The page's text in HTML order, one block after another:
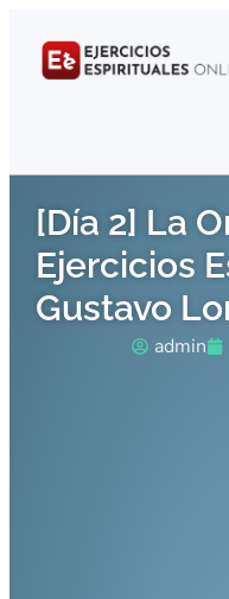
[Día 2] La
Ejercicios
Gustavo
admin